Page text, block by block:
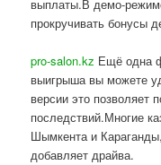
выплаты.В демо-
прокручивать бонусы
pro-salon.kz Ещё одна
выигрыша вы можете
версии это позволяет
последствий.Многие
Шымкента и
добавляет драйва.